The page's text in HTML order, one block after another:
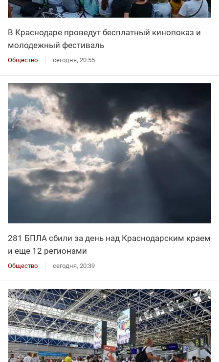
В Краснодаре проведут бесплатный кинопоказ и
молодежный фестиваль
Общество сегодня, 20:55
281 БПЛА сбили за день над Краснодарским краем
и еще 12 регионами
Общество сегодня, 20:39